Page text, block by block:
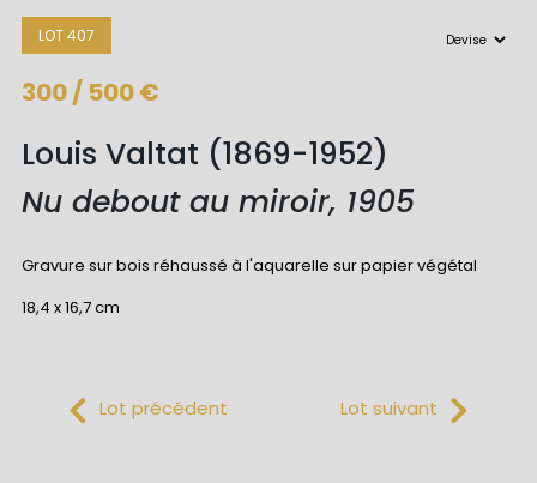
LOT 407
300 / 500 €
Louis Valtat (1869-1952)
Nu debout au miroir, 1905
Gravure sur bois réhaussé à l'aquarelle sur papier végétal
18,4 x 16,7 cm
Lot précédent Lot suivant